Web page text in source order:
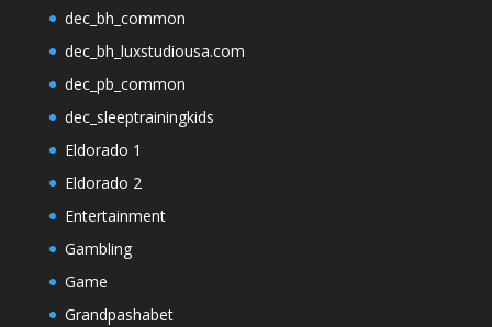
dec_bh_common
dec_bh_luxstudiousa.com
dec_pb_common
dec_sleeptrainingkids
Eldorado 1
Eldorado 2
Entertainment
Gambling
Game
Grandpashabet